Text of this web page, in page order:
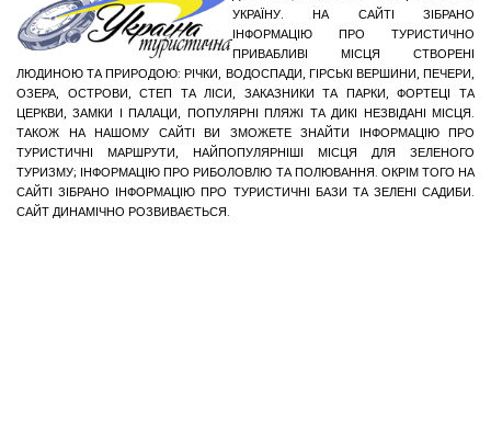
УКРАЇНУ. НА САЙТІ ЗІБРАНО
ІНФОРМАЦІЮ ПРО ТУРИСТИЧНО
ПРИВАБЛИВІ МІСЦЯ СТВОРЕНІ
ЛЮДИНОЮ ТА ПРИРОДОЮ: РІЧКИ, ВОДОСПАДИ, ГІРСЬКІ ВЕРШИНИ, ПЕЧЕРИ,
ОЗЕРА, ОСТРОВИ, СТЕП ТА ЛІСИ, ЗАКАЗНИКИ ТА ПАРКИ, ФОРТЕЦІ ТА
ЦЕРКВИ, ЗАМКИ І ПАЛАЦИ, ПОПУЛЯРНІ ПЛЯЖІ ТА ДИКІ НЕЗВІДАНІ МІСЦЯ.
ТАКОЖ НА НАШОМУ САЙТІ ВИ ЗМОЖЕТЕ ЗНАЙТИ ІНФОРМАЦІЮ ПРО
ТУРИСТИЧНІ МАРШРУТИ, НАЙПОПУЛЯРНІШІ МІСЦЯ ДЛЯ ЗЕЛЕНОГО
ТУРИЗМУ; ІНФОРМАЦІЮ ПРО РИБОЛОВЛЮ ТА ПОЛЮВАННЯ. ОКРІМ ТОГО НА
САЙТІ ЗІБРАНО ІНФОРМАЦІЮ ПРО ТУРИСТИЧНІ БАЗИ ТА ЗЕЛЕНІ САДИБИ.
САЙТ ДИНАМІЧНО РОЗВИВАЄТЬСЯ.